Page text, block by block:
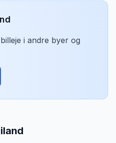
i andre byer og